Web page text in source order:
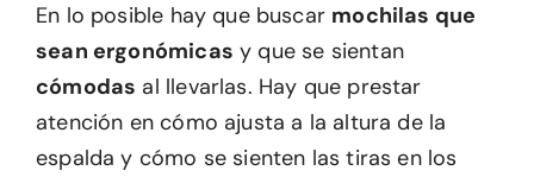
En lo posible hay que buscar mochilas que
sean ergonómicas y que se sientan
cómodas al llevarlas. Hay que prestar
atención en cómo ajusta a la altura de la
espalda y cómo se sienten las tiras en los